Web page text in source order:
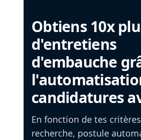
Obtiens 10x
d'entretiens
d'embauche
candidatures
En fonction de tes
recherche, postule